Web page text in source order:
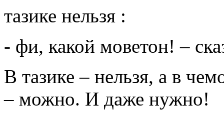
тазике нельзя :
- фи, какой моветон! –
В тазике – нельзя, а в
– можно. И даже нужно!